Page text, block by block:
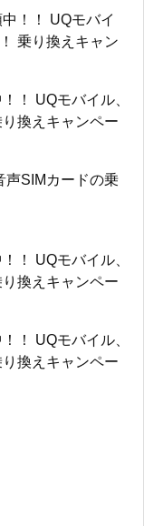
！！ UQモバイ
乗り換えキャン
！ UQモバイル、
換えキャンペー
声SIMカードの乗
！ UQモバイル、
換えキャンペー
！ UQモバイル、
換えキャンペー